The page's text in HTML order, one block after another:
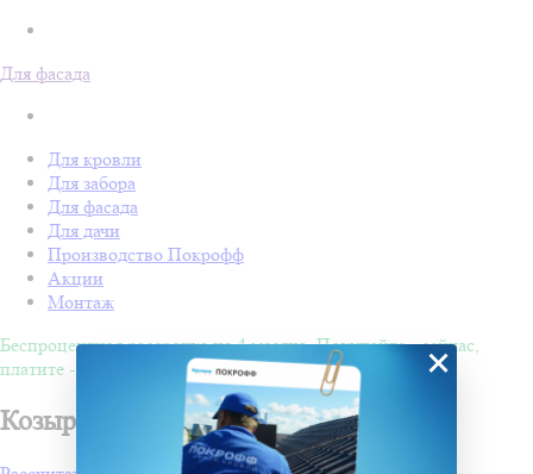
Для фасада
Для кровли
Для забора
Для фасада
Для дачи
Производство Покрофф
Акции
Монтаж
Беспроцентная рассрочка на 4 месяца. Покупайте - сейчас,
платите - потом!
Козырьки и навесы в Пензе
×